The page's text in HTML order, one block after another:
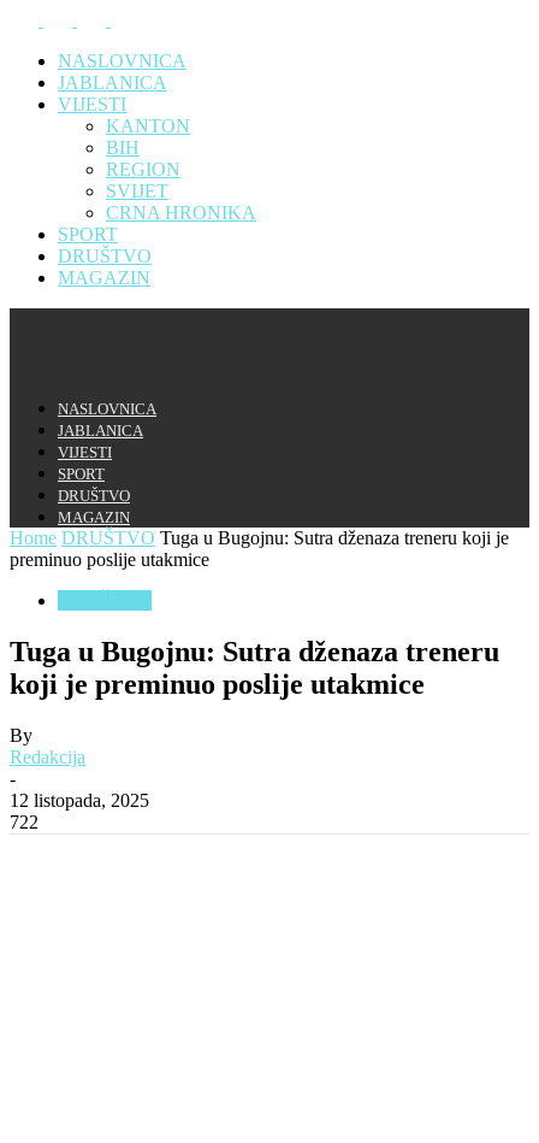
NASLOVNICA
JABLANICA
VIJESTI
KANTON
BIH
REGION
SVIJET
CRNA HRONIKA
SPORT
DRUŠTVO
MAGAZIN
NASLOVNICA
JABLANICA
VIJESTI
SPORT
DRUŠTVO
MAGAZIN
Home DRUŠTVO Tuga u Bugojnu: Sutra dženaza treneru koji je
preminuo poslije utakmice
Tuga u Bugojnu: Sutra dženaza treneru
koji je preminuo poslije utakmice
By
Redakcija
-
12 listopada, 2025
722